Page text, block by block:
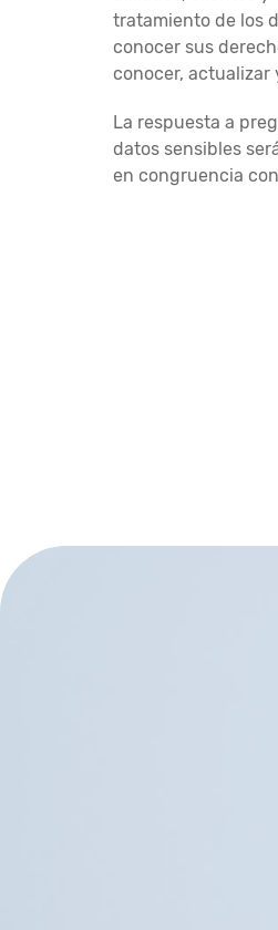
tratamiento de los
conocer sus
conocer, actualizar
La respuesta a
datos sensibles
en congruencia